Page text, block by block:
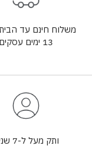
13 ימים עסקים
ותק מעל ל-7 שנים